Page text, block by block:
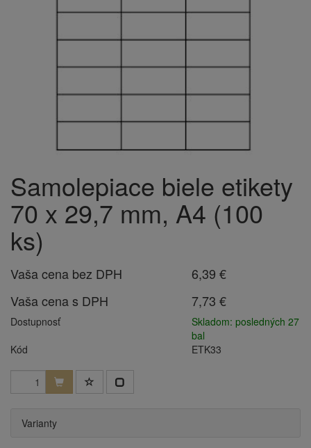
Samolepiace biele etikety
70 x 29,7 mm, A4 (100
ks)
Vaša cena bez DPH
6,39 €
Vaša cena s DPH
7,73 €
Dostupnosť
Skladom: posledných 27
bal
Kód
ETK33
Varianty